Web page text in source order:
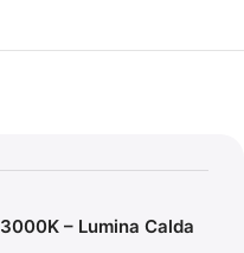
3000K – Lumina Calda